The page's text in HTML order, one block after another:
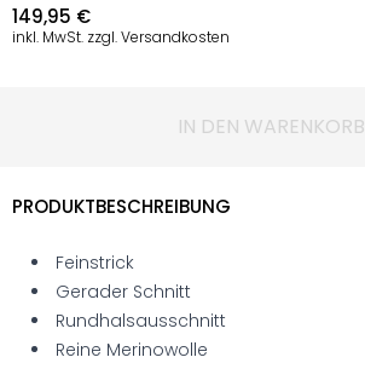
149,95 €
inkl. MwSt. zzgl. Versandkosten
IN DEN WARENKORB
PRODUKTBESCHREIBUNG
Feinstrick
Gerader Schnitt
Rundhalsausschnitt
Reine Merinowolle